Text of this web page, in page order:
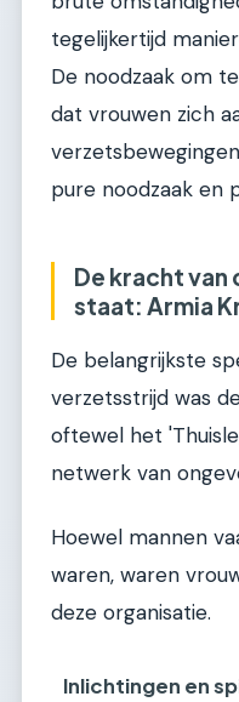
tegelijkertijd
De noodzaak om
dat vrouwen zich
pure noodzaak en
De kracht
staat: Armia
De belangrijkste
verzetsstrijd was
oftewel het
netwerk van
Hoewel mannen
waren, waren
deze organisatie.
Inlichtingen en